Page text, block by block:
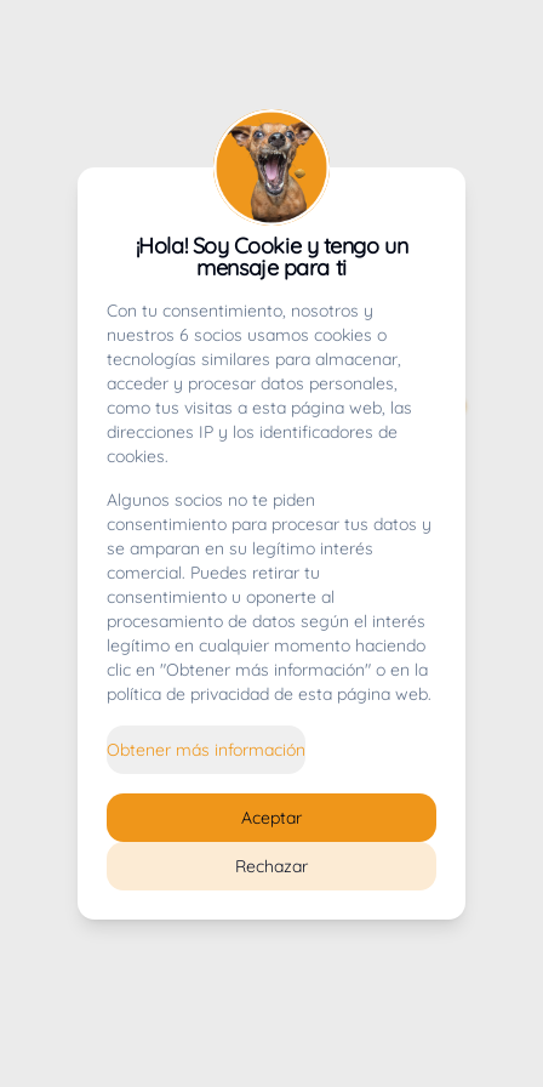
404
Whoops! Lo sentimos mucho.
¡Hola! Soy Cookie y tengo un
mensaje para ti
Con tu consentimiento, nosotros y
nuestros 6 socios usamos cookies o
tecnologías similares para almacenar,
acceder y procesar datos personales,
como tus visitas a esta página web, las
direcciones IP y los identificadores de
cookies.
Algunos socios no te piden
consentimiento para procesar tus datos y
se amparan en su legítimo interés
comercial. Puedes retirar tu
consentimiento u oponerte al
procesamiento de datos según el interés
legítimo en cualquier momento haciendo
clic en "Obtener más información" o en la
política de privacidad de esta página web.
Obtener más información
Rechazar
Aceptar